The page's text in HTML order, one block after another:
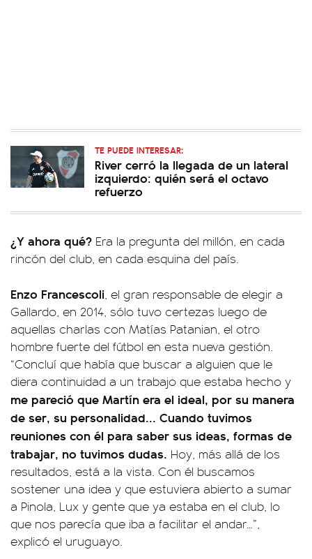
TE PUEDE INTERESAR:
River cerró la llegada de un lateral
izquierdo: quién será el octavo
refuerzo
¿Y ahora qué? Era la pregunta del millón, en cada
rincón del club, en cada esquina del país.
Enzo Francescoli, el gran responsable de elegir a
Gallardo, en 2014, sólo tuvo certezas luego de
aquellas charlas con Matías Patanian, el otro
hombre fuerte del fútbol en esta nueva gestión.
“Concluí que había que buscar a alguien que le
diera continuidad a un trabajo que estaba hecho y
me pareció que Martín era el ideal, por su manera
de ser, su personalidad... Cuando tuvimos
reuniones con él para saber sus ideas, formas de
trabajar, no tuvimos dudas. Hoy, más allá de los
resultados, está a la vista. Con él buscamos
sostener una idea y que estuviera abierto a sumar
a Pinola, Lux y gente que ya estaba en el club, lo
que nos parecía que iba a facilitar el andar…”,
explicó el uruguayo.